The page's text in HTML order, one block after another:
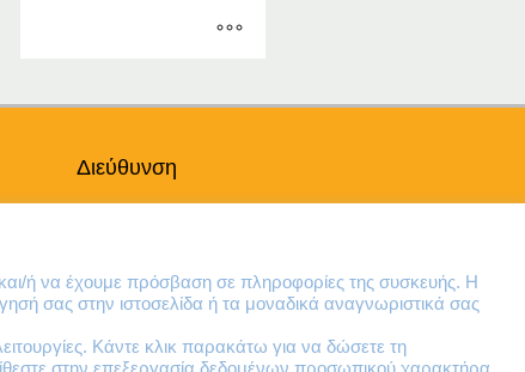
through
πολλαπλές
παραλλαγές.
μπορούν
να
στη
Διεύθυνση
Τ.Κ. 182 33
Email
ή να έχουμε πρόσβαση σε πληροφορίες της συσκευής. Η
σας στην ιστοσελίδα ή τα μοναδικά αναγνωριστικά σας
Κάντε κλικ παρακάτω για να δώσετε τη